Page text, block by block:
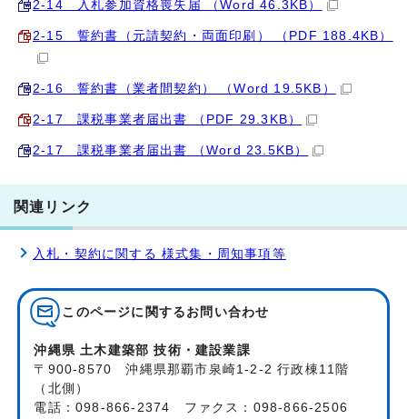
2‐14 入札参加資格喪失届 （Word 46.3KB）
2‐15 誓約書（元請契約・両面印刷） （PDF 188.4KB）
2‐16 誓約書（業者間契約） （Word 19.5KB）
2‐17 課税事業者届出書 （PDF 29.3KB）
2‐17 課税事業者届出書 （Word 23.5KB）
関連リンク
入札・契約に関する 様式集・周知事項等
このページに関する お問い合わせ
沖縄県 土木建築部 技術・建設業課
〒900-8570 沖縄県那覇市泉崎1-2-2 行政棟11階
（北側）
電話：098-866-2374 ファクス：098-866-2506